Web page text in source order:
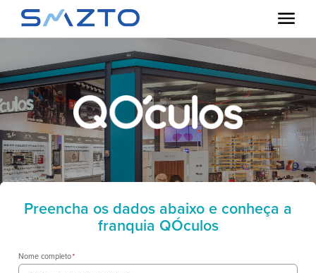
Preencha os dados abaixo e conheça a
franquia QÓculos
Nome completo*